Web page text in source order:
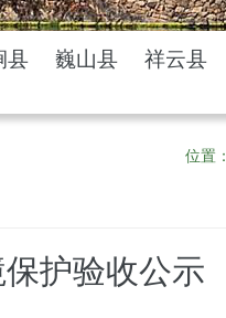
县 巍山县 祥云县
位置：
护验收公示